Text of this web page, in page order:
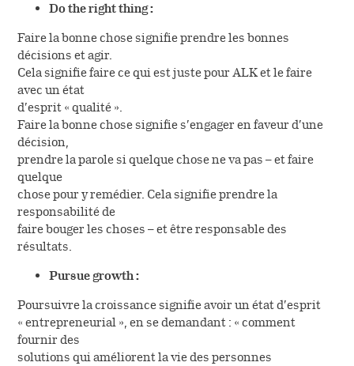
La production de préparation allergénique à visée
diagnostique et thérapeutique devient une unité
indépendante dénommée Laboratoire
Allergologique.
UN NOUVEAU STANDARD INDUSTRIEL
Le docteur Bent Weeke et le pharmacien Henning
Løwenstein développent la technique "Crossed
Radio Immuno Electrophoresis" qui rend possible
l'identification précise des protéines
responsables des allergies.
NOUVELLES TECHNIQUES
La "Standardisation des allergènes" est enrichie
par les techniques de Løwenstein et Weeke.
Do the right thing :
Faire la bonne chose signifie prendre les bonnes
décisions et agir.
Cela signifie faire ce qui est juste pour ALK et le faire
avec un état
d’esprit « qualité ».
Faire la bonne chose signifie s’engager en faveur d’une
décision,
prendre la parole si quelque chose ne va pas – et faire
quelque
chose pour y remédier. Cela signifie prendre la
responsabilité de
faire bouger les choses – et être responsable des
résultats.
Pursue growth :
Poursuivre la croissance signifie avoir un état d’esprit
« entrepreneurial », en se demandant : « comment
fournir des
solutions qui améliorent la vie des personnes